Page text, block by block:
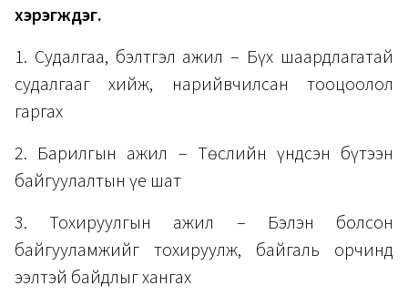
хэрэгждэг.
1. Судалгаа, бэлтгэл ажил – Бүх шаардлагатай
судалгааг хийж, нарийвчилсан тооцоолол
гаргах
2. Барилгын ажил – Төслийн үндсэн бүтээн
байгуулалтын үе шат
3. Тохируулгын ажил – Бэлэн болсон
байгууламжийг тохируулж, байгаль орчинд
ээлтэй байдлыг хангах